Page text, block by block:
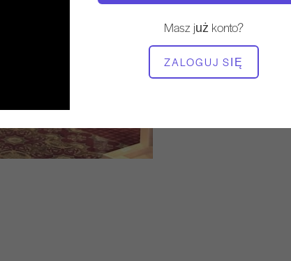
Masz już konto?
ZALOGUJ SIĘ
1:40:55
POTRZEBNY SPRZĘT
Krzesło Wunda